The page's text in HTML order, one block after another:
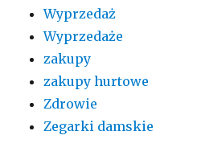
Wyprzedaż
Wyprzedaże
zakupy
zakupy hurtowe
Zdrowie
Zegarki damskie